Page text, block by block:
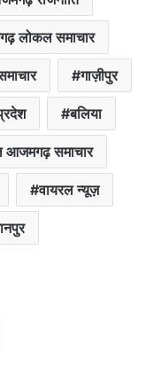
लोकल समाचार
गाज़ीपुर
बलिया
समाचार
वायरल न्यूज़